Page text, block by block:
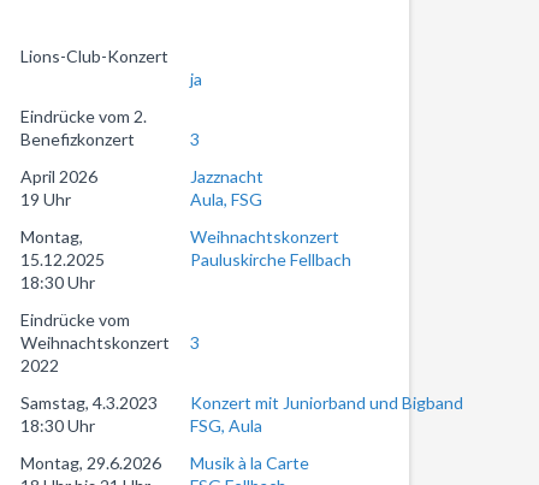
Lions-Club-Konzert
ja
Eindrücke vom 2.
Benefizkonzert
3
April 2026
19 Uhr
Jazznacht
Aula, FSG
Montag,
15.12.2025
18:30 Uhr
Weihnachtskonzert
Pauluskirche Fellbach
Eindrücke vom
Weihnachtskonzert
2022
3
Samstag, 4.3.2023
18:30 Uhr
Konzert mit Juniorband und Bigband
FSG, Aula
Montag, 29.6.2026
Musik à la Carte